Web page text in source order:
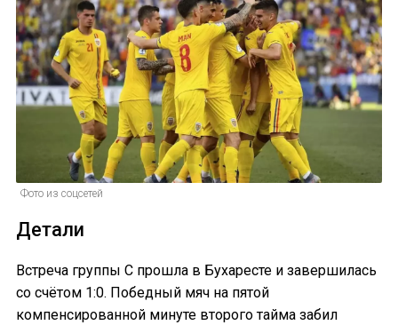
Фото из соцсетей
Детали
Встреча группы C прошла в Бухаресте и завершилась
со счётом 1:0. Победный мяч на пятой
компенсированной минуте второго тайма забил